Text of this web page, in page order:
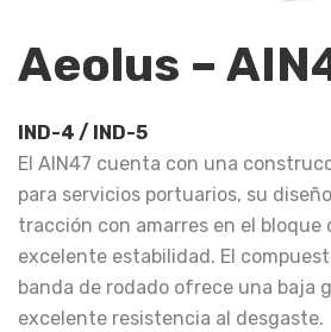
Aeolus –
IND-4 / IND-5
El AIN47 cuenta con una
para servicios portuarios, su
tracción con amarres en el
excelente estabilidad. El
banda de rodado ofrece una baja
excelente resistencia al desgaste.